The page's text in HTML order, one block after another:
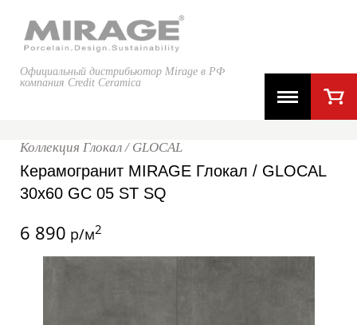
Официальный дистрибьютор Mirage в РФ
компания Credit Ceramica
Коллекция Глокал / GLOCAL
Керамогранит MIRAGE Глокал / GLOCAL
30x60 GC 05 ST SQ
6 890 р/м2